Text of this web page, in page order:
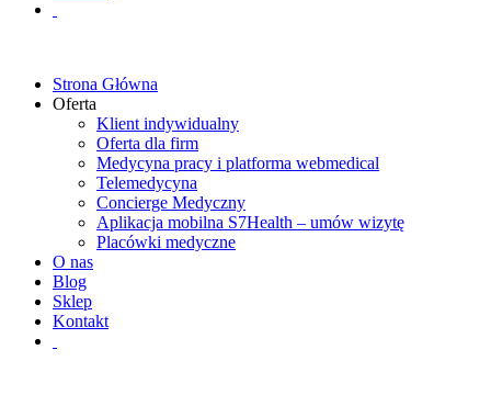
Strona Główna
Oferta
Klient indywidualny
Oferta dla firm
Medycyna pracy i platforma webmedical
Telemedycyna
Concierge Medyczny
Aplikacja mobilna S7Health – umów wizytę
Placówki medyczne
O nas
Blog
Sklep
Kontakt